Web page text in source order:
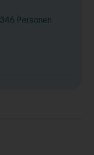
346 Personen